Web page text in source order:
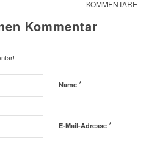
KOMMENTARE
Kommentar
Name *
E-Mail-Adresse *